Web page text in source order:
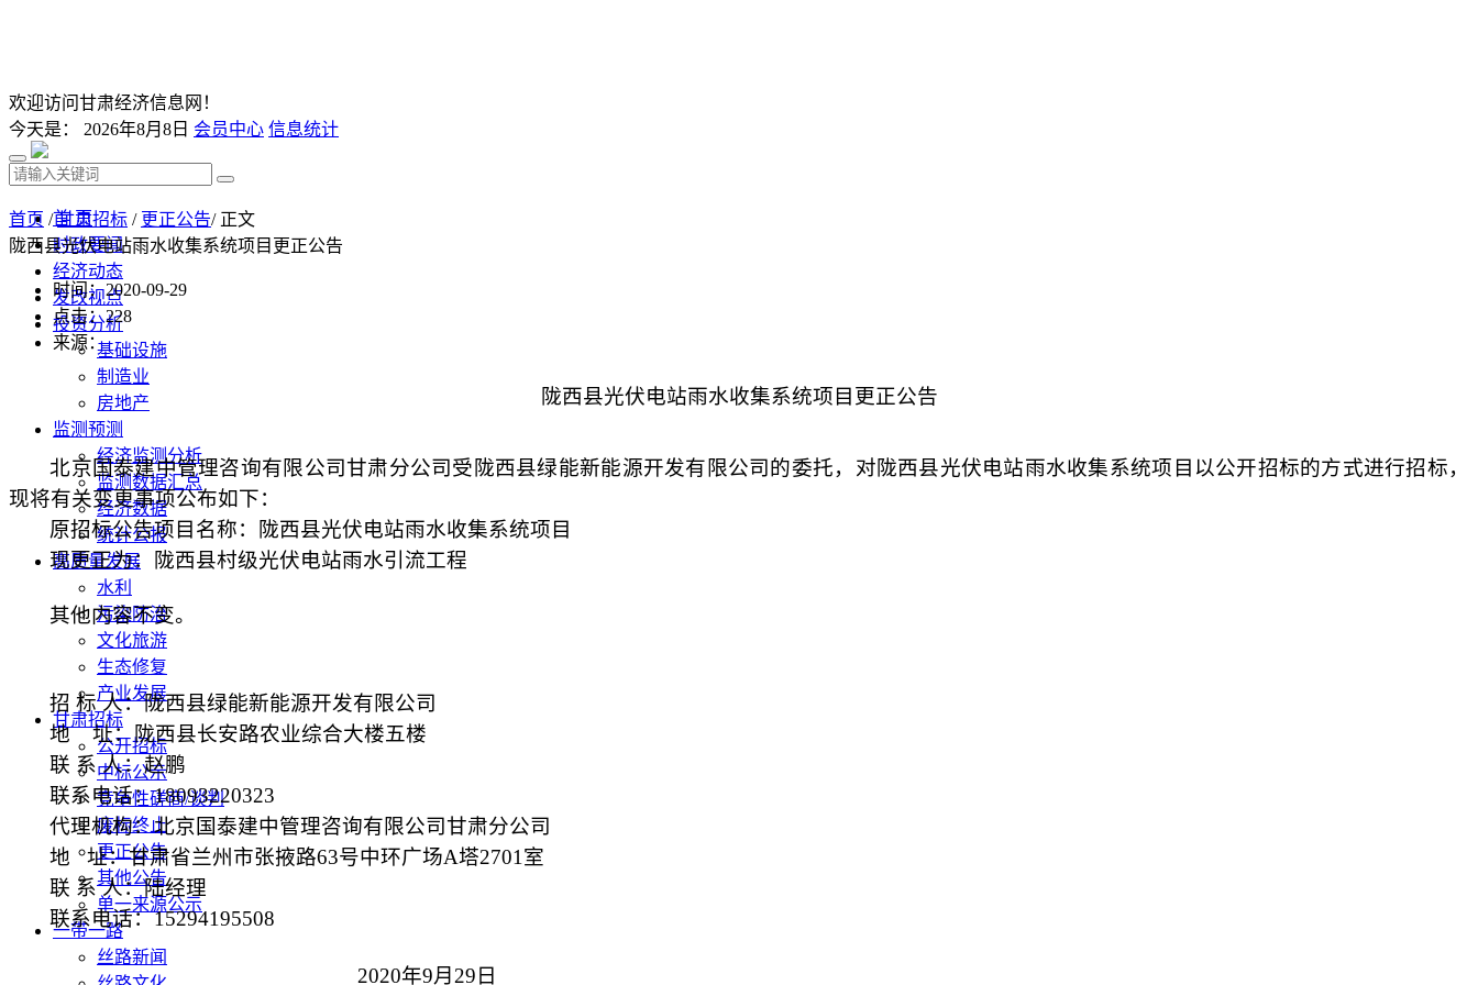
欢迎访问甘肃经济信息网！
今天是： 2026年8月8日 会员中心 信息统计
首 页
时政要闻
经济动态
发改视点
投资分析
基础设施
制造业
房地产
监测预测
经济监测分析
监测数据汇总
经济数据
统计公报
高质量发展
水利
污染防治
文化旅游
生态修复
产业发展
甘肃招标
公开招标
中标公示
竞争性磋商/谈判
废标终止
更正公告
其他公告
单一来源公示
一带一路
丝路新闻
首页 /甘肃招标 / 更正公告/ 正文
陇西县光伏电站雨水收集系统项目更正公告
时间：2020-09-29
点击：228
来源：
陇西县光伏电站雨水收集系统项目更正公告
北京国泰建中管理咨询有限公司甘肃分公司受陇西县绿能新能源开发有限公司的委托，对陇西县光伏电站雨水收集系统项目以公开招标的方式进行招标，
现将有关变更事项公布如下：
原招标公告项目名称：陇西县光伏电站雨水收集系统项目
现更正为：陇西县村级光伏电站雨水引流工程
其他内容不变。
招 标 人：陇西县绿能新能源开发有限公司
地
址：陇西县长安路农业综合大楼五楼
联 系 人：赵鹏
联系电话：18093220323
代理机构：北京国泰建中管理咨询有限公司甘肃分公司
地
址：甘肃省兰州市张掖路63号中环广场A塔2701 室
联 系 人：陆经理
联系电话：15294195508
2020年9月 29 日